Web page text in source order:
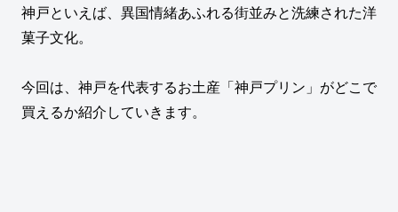
神戸といえば、異国情緒あふれる街並みと洗練された洋
菓子文化。
今回は、神戸を代表するお土産「神戸プリン」がどこで
買えるか紹介していきます。